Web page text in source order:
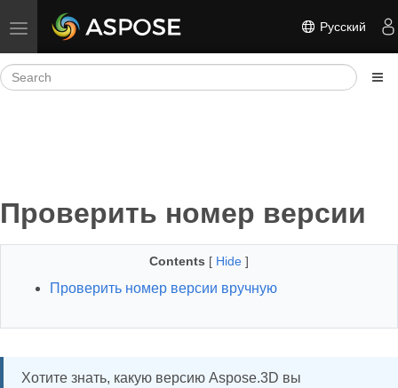
Toggle navigation Русский
Проверить номер версии
Contents [ Hide ]
Проверить номер версии вручную
Хотите знать, какую версию Aspose.3D вы